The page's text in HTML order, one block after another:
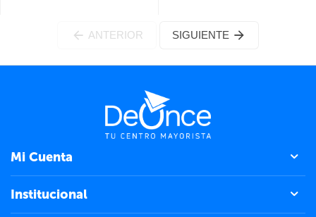
ANTERIOR SIGUIENTE
Mi Cuenta
Institucional